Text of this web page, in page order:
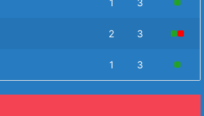
1 3
2 3
1 3